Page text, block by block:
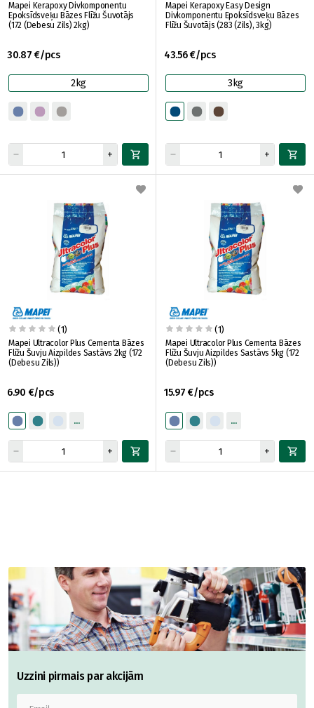
Mapei Kerapoxy Divkomponentu
Epoksīdsveķu Bāzes Flīžu Šuvotājs
(172 (Debesu Zils) 2kg)
30.87 €/pcs
2kg
Mapei Kerapoxy Easy Design
Divkomponentu Epoksīdsveķu Bāzes
Flīžu Šuvotājs (283 (Zils), 3kg)
43.56 €/pcs
3kg
(1)
Mapei Ultracolor Plus Cementa Bāzes
Flīžu Šuvju Aizpildes Sastāvs 2kg (172
(Debesu Zils))
6.90 €/pcs
(1)
Mapei Ultracolor Plus Cementa Bāzes
Flīžu Šuvju Aizpildes Sastāvs 5kg (172
(Debesu Zils))
15.97 €/pcs
Uzzini pirmais par akcijām